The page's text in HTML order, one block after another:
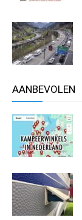
AANBEVOLEN